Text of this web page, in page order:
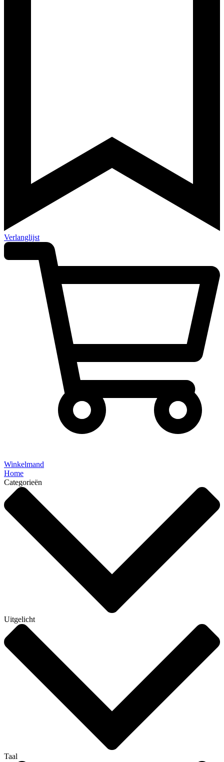
Verlanglijst
Winkelmand
Home
Categorieën
Uitgelicht
Taal